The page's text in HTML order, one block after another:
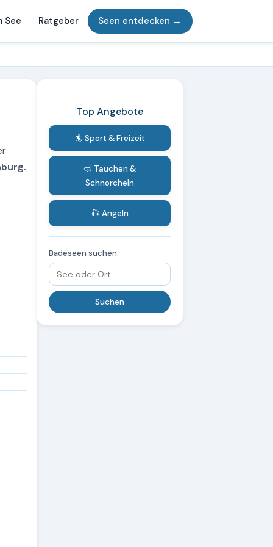
See Ratgeber Seen entdecken →
Top Angebote
🏄 Sport & Freizeit
🤿 Tauchen &
Schnorcheln
🎣 Angeln
Badeseen suchen: